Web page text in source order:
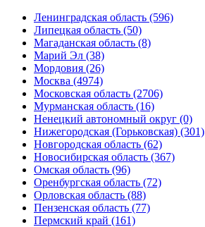
Ленинградская область (596)
Липецкая область (50)
Магаданская область (8)
Марий Эл (38)
Мордовия (26)
Москва (4974)
Московская область (2706)
Мурманская область (16)
Ненецкий автономный округ (0)
Нижегородская (Горьковская) (301)
Новгородская область (62)
Новосибирская область (367)
Омская область (96)
Оренбургская область (72)
Орловская область (88)
Пензенская область (77)
Пермский край (161)